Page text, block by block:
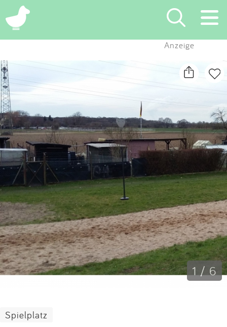
×
Suchen
Eintragen
App
Blog
Partner
Kontakt
Impressum
Anmelden
Anzeige
1 / 6
Spielplatz